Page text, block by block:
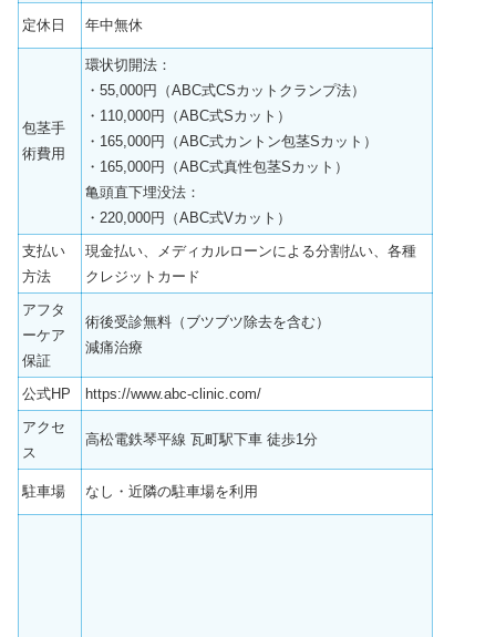
定休日 年中無休
包茎手
術費用
環状切開法：
・55,000円（ABC式CSカットクランプ法）
・110,000円（ABC式Sカット）
・165,000円（ABC式カントン包茎Sカット）
・165,000円（ABC式真性包茎Sカット）
亀頭直下埋没法：
・220,000円（ABC式Vカット）
支払い
方法
現金払い、メディカルローンによる分割払い、各種
クレジットカード
アフタ
ーケア
保証
術後受診無料（ブツブツ除去を含む）
減痛治療
公式HP
https://www.abc-clinic.com/
アクセ
ス
高松電鉄琴平線 瓦町駅下車 徒歩1分
駐車場 なし・近隣の駐車場を利用